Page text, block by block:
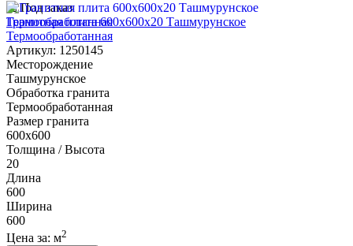
Под заказ
Гранитная плита 600х600x20 Ташмурунское
Термообработанная
Артикул: 1250145
Месторождение
Ташмурунское
Обработка гранита
Термообработанная
Размер гранита
600х600
Толщина / Высота
20
Длина
600
Ширина
600
Цена за: м2